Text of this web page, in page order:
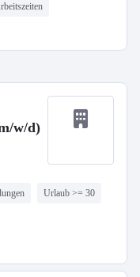
w/d)
Urlaub >= 30